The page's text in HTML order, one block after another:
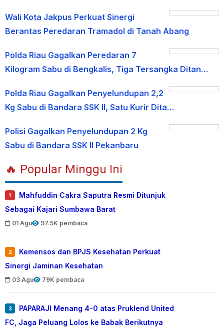
Wali Kota Jakpus Perkuat Sinergi
Berantas Peredaran Tramadol di Tanah Abang
Polda Riau Gagalkan Peredaran 7
Kilogram Sabu di Bengkalis, Tiga Tersangka Ditan…
Polda Riau Gagalkan Penyelundupan 2,2
Kg Sabu di Bandara SSK II, Satu Kurir Dita…
Polisi Gagalkan Penyelundupan 2 Kg
Sabu di Bandara SSK II Pekanbaru
🔥 Popular Minggu Ini
1
Mahfuddin Cakra Saputra Resmi Ditunjuk
Sebagai Kajari Sumbawa Barat
01 Agu 97.5K pembaca
2
Kemensos dan BPJS Kesehatan Perkuat
Sinergi Jaminan Kesehatan
03 Agu 79K pembaca
3
PAPARAJI Menang 4-0 atas Pruklend United
FC, Jaga Peluang Lolos ke Babak Berikutnya